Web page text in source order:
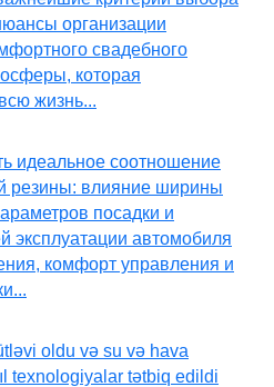
организации
свадебного
которая
жизнь...
идеальное соотношение
резины: влияние ширины
посадки и
эксплуатации автомобиля
комфорт управления и
oldu və su və hava
texnologiyalar tətbiq edildi